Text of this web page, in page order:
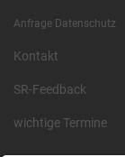
Anfrage Datenschutz
Kontakt
SR-Feedback
wichtige Termine